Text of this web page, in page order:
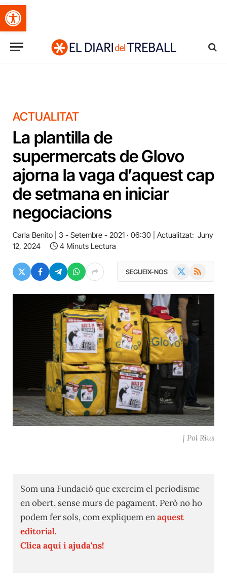
Obre la barra d'eines
ACTUALITAT
La plantilla de
supermercats de Glovo
ajorna la vaga d’aquest cap
de setmana en iniciar
negociacions
Carla Benito 3 - Setembre - 2021 · 06:30 Actualitzat: Juny
12, 2024
4 Minuts Lectura
SEGUEIX-NOS RSS
| Pol Rius
Som una Fundació que exercim el periodisme
en obert, sense murs de pagament. Però no ho
podem fer sols, com expliquem enaquest
editorial.
Clica aquí i ajuda'ns!